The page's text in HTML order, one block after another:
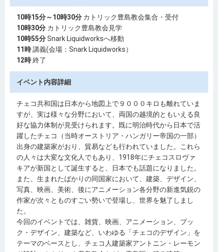
10時15分～10時30分 カトリック豊島教会集合・受付
10時30分 カトリック豊島教会見学
10時55分Snark Liquidworksへ移動
11時講義(会場：Snark Liquidworks）
12時終了
イベント内容詳細
チェコ共和国は日本から地図上で９０００キロも離れていま
すが、実は様々な分野において、両国の越境的ともいえる良
好な協力体制が見受けられます。既に明治時代から日本で活
躍したチェコ（当時オーストリア・ハンガリー帝国の一部）
出身の建築家がおり、貿易なども行われていました。これら
の人々は大変な文化人でもあり、1918年にチェコスロヴァ
キアが新国として誕生すると、日本でも話題になりました。
また、生まれたばかりの同国家において、建築、デザイン、
写真、映画、美術、後にアニメーション各分野の新進気鋭の
作家が次々とものすごい勢いで登場し、世界を魅了しまし
た。
今回のイベントでは、雑貨、映画、アニメーション、ブッ
ク・デザイン、建築など、いわゆる「チェコのデザイン」を
テーマのベースとし、チェコ人建築家アントニン・レーモン